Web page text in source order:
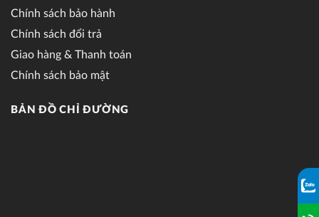
Chính sách bảo hành
Chính sách đổi trả
Giao hàng & Thanh toán
Chính sách bảo mật
BẢN ĐỒ CHỈ ĐƯỜNG